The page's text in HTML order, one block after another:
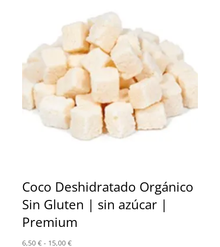
Coco Deshidratado Orgánico
Sin Gluten | sin azúcar |
Premium
6,50 € - 15,00 €Rango